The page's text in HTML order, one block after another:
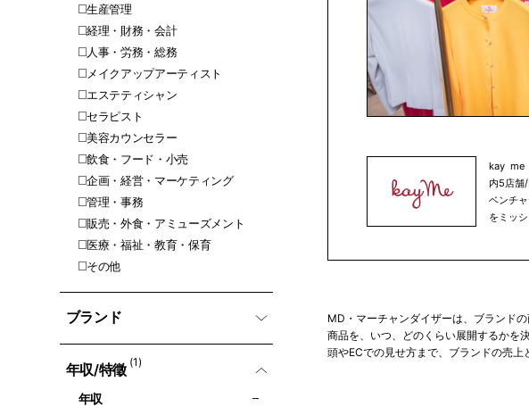
生産管理
経理・財務・会計
人事・労務・総務
メイクアップアーティスト
エステティシャン
セラピスト
美容カウンセラー
飲食・フード・小売
企画・経営・マーケティング
管理・事務
販売・外食・アミューズメント
医療・福祉・教育・保育
その他
ブランド
年収/特徵 (1)
年収
kay me
内5店舗
ベンチ
をミッ
える】
作って
MD・マーチャンダイザーは、ブランド
商品を、いつ、どのくらい展開するかを
頭やECでの見せ方まで、ブランドの売上
MDの仕事は、企画だけで完結しません